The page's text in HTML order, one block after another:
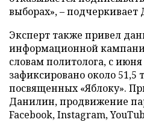
выборах», –
Эксперт также привел
информационной
словам политолога, с
зафиксировано около 51,5
посвященных «Яблоку».
Данилин, продвижение
Facebook, Instagram,